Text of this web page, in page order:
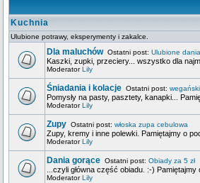
Kuchnia
Ulubione potrawy, eksperymenty i zakalce.
Dla maluchówOstatni post: Ulubione
Kaszki, zupki, przeciery... wszystko dla
ModeratorLily
Śniadania i kolacje Ostatni post:
Pomysły na pasty, pasztety, kanapki...
ModeratorLily
Zupy Ostatni post: włoska zupa cebulowa
Zupy, kremy i inne polewki. Pamiętajmy o
ModeratorLily
Dania gorące Ostatni post: Obiady za 5 zł
...czyli główna część obiadu. :-)
ModeratorLily